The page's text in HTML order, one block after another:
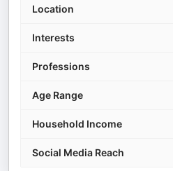
Location
Interests
Professions
Age Range
Household Income
Social Media Reach